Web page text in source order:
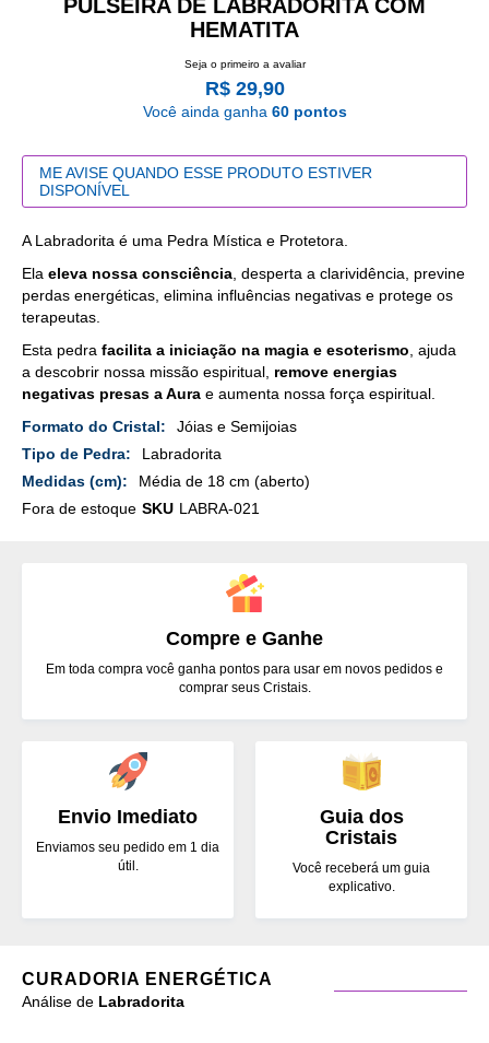
PULSEIRA DE LABRADORITA COM
HEMATITA
Seja o primeiro a avaliar
R$ 29,90
Você ainda ganha 60 pontos
ME AVISE QUANDO ESSE PRODUTO ESTIVER
DISPONÍVEL
A Labradorita é uma Pedra Mística e Protetora.
Ela eleva nossa consciência , desperta a clarividência, previne
perdas energéticas, elimina influências negativas e protege os
terapeutas.
Esta pedra facilita a iniciação na magia e esoterismo , ajuda
a descobrir nossa missão espiritual, remove energias
negativas presas a Aura e aumenta nossa força espiritual.
Mais
Detalhes
Jóias e Semijoias
Labradorita
Média de 18 cm (aberto)
Fora de estoque SKU LABRA-021
Envio Imediato
Enviamos seu pedido em 1 dia
útil.
Compre e Ganhe
Em toda compra você ganha pontos para usar em novos pedidos e
comprar seus Cristais.
Guia dos
Cristais
Você receberá um guia
explicativo.
CURADORIA ENERGÉTICA
Análise de Labradorita